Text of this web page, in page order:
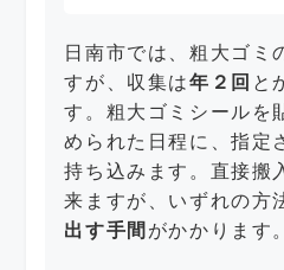
日南市では、粗大ゴミ
すが、収集は年２回 と
す。粗大ゴミシールを
められた日程に、指定
持ち込みます。直接搬
来ますが、いずれの方
出す手間 がかかります。